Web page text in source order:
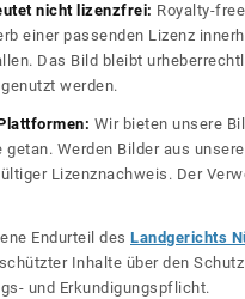
nicht lizenzfrei: Royalty-
einer passenden Lizenz
Das Bild bleibt
werden.
Wir bieten unsere
getan. Werden Bilder aus
Lizenznachweis. Der
Endurteil des Landgerichts
Inhalte über den
und Erkundigungspflicht.